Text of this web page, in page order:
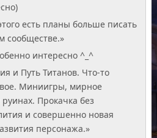
есть планы больше писать
сообществе.»
интересно ^_^
и Путь Титанов. Что-то
Миниигры, мирное
Прокачка без
и совершенно новая
персонажа.»